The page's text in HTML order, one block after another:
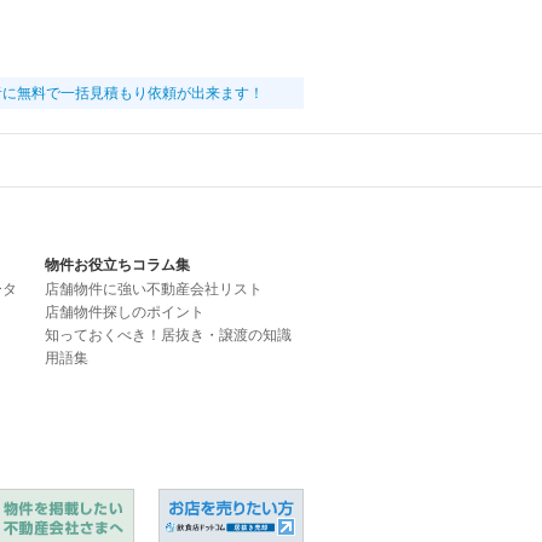
無料で一括見積もり依頼が出来ます！
物件お役立ちコラム集
店舗物件に強い不動産会社リスト
店舗物件探しのポイント
知っておくべき！居抜き・譲渡の知識
用語集